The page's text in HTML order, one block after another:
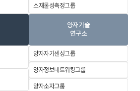
소재물성측정그룹
양자기술
연구소
양자자기센싱그룹
양자정보네트워킹그룹
양자소자그룹